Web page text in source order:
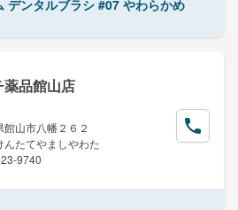
デンタルブラシ #07 やわらかめ
品館山店
館山市八幡２６２
んたてやましやわた
9740